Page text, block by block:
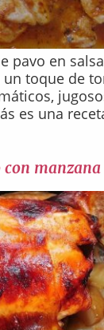
pavo en
un toque de
es una
con manzana